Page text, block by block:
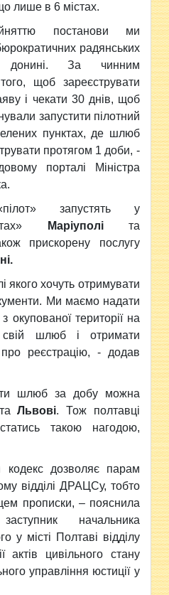
лише в 6 містах.
постанови ми
радянських
За чинним
щоб зареєструвати
і чекати 30 днів, щоб
запустити пілотний
пунктах, де шлюб
протягом 1 доби, -
порталі Міністра
запустять у
Маріуполі та
прискорену послугу
якого хочуть отримувати
Ми маємо надати
окупованої території на
свій шлюб і отримати
про реєстрацію, - додав
шлюб за добу можна
Львові. Тож полтавці
такою нагодою,
кодекс дозволяє парам
відділі ДРАЦСу, тобто
прописки, – пояснила
начальника
у місті Полтаві відділу
актів цивільного стану
управління юстиції у